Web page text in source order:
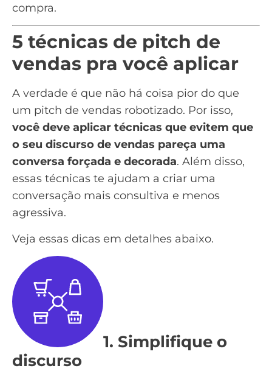
compra.
5 técnicas de pitch de
vendas pra você aplicar
A verdade é que não há coisa pior do que
um pitch de vendas robotizado. Por isso,
você deve aplicar técnicas que evitem que
o seu discurso de vendas pareça uma
conversa forçada e decorada. Além disso,
essas técnicas te ajudam a criar uma
conversação mais consultiva e menos
agressiva.
Veja essas dicas em detalhes abaixo.
1. Simplifique o
discurso